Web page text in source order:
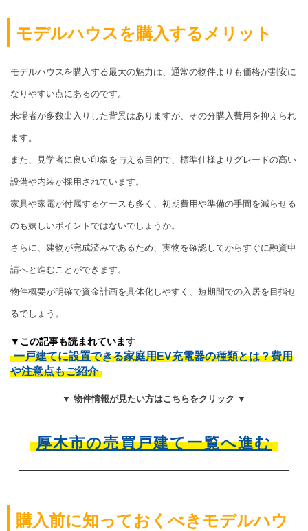
モデルハウスを購入するメリット
モデルハウスを購入する最大の魅力は、通常の物件よりも価格が割安に
なりやすい点にあるのです。
来場者が多数出入りした背景はありますが、その分購入費用を抑えられ
ます。
また、見学者に良い印象を与える目的で、標準仕様よりグレードの高い
設備や内装が採用されています。
家具や家電が付属するケースも多く、初期費用や準備の手間を減らせる
のも嬉しいポイントではないでしょうか。
さらに、建物が完成済みであるため、実物を確認してからすぐに融資申
請へと進むことができます。
物件概要が明確で資金計画を具体化しやすく、短期間での入居を目指せ
るでしょう。
▼この記事も読まれています
一戸建てに設置できる家庭用EV充電器の種類とは？費用
や注意点もご紹介
▼ 物件情報が見たい方はこちらをクリック ▼
厚木市の売買戸建て一覧へ進む
購入前に知っておくべきモデルハウ